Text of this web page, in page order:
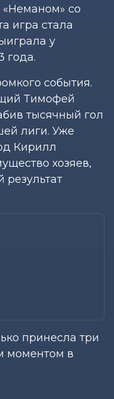
со
игра стала
у
года.
события.
Тимофей
тысячный гол
лиги. Уже
Кирилл
хозяев,
результат
принесла три
моментом в